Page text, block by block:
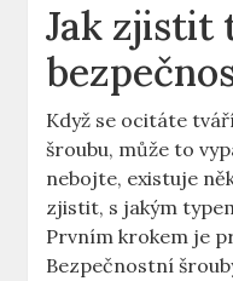
Jak ​zjistit
Když se ocitáte
‌šroubu, může to
nebojte, existuje
zjistit, s jakým
Prvním krokem je
Bezpečnostní